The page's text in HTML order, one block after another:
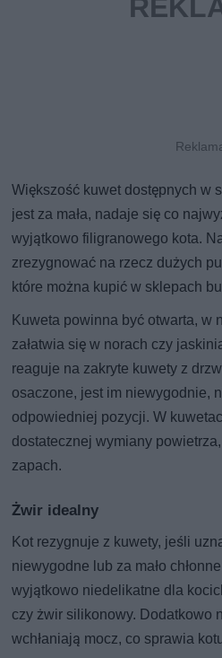
Większość kuwet dostępnych w
jest za mała, nadaje się co
wyjątkowo filigranowego kota.
zrezygnować na rzecz dużych
które można kupić w sklepach
Kuweta powinna być otwarta, w
załatwia się w norach czy
reaguje na zakryte kuwety z
osaczone, jest im niewygodnie,
odpowiedniej pozycji. W
dostatecznej wymiany
zapach.
Żwir idealny
Kot rezygnuje z kuwety, jeśli
niewygodne lub za mało
wyjątkowo niedelikatne dla
czy żwir silikonowy. Dodatkowo
wchłaniają mocz, co sprawia